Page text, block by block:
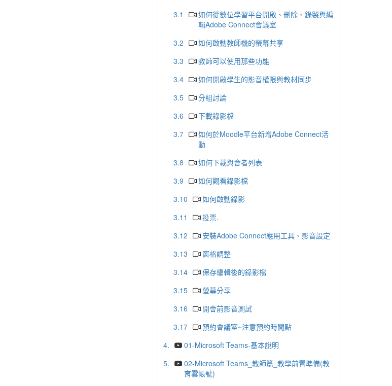
3.1
如何從數位學習平台開啟、刪除、錄製與編
輯Adobe Connect會議室
3.2
如何啟動教師機的螢幕共享
3.3
教師可以使用那些功能
3.4
如何開啟學生的影音權限與教材同步
3.5
分組討論
3.6
下載錄影檔
3.7
如何於Moodle平台新增Adobe Connect活
動
3.8
如何下載與會者列表
3.9
如何觀看錄影檔
3.10
如何啟動錄影
3.11
投票.
3.12
安裝Adobe Connect應用工具、影音設定
3.13
窗格調整
3.14
保存編輯後的錄影檔
3.15
螢幕分享
3.16
開會前影音測試
3.17
預約會議室~注意預約時間點
4.
01-Microsoft Teams-基本說明
5.
02-Microsoft Teams_教師篇_教學前置準備(教
育雲帳號)